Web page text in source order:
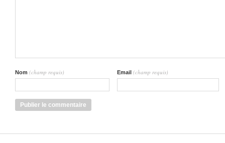
Nom (champ requis) Email (champ requis)